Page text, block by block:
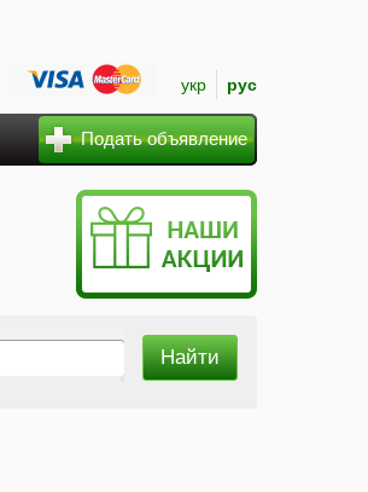
укр рус
Подать объявление